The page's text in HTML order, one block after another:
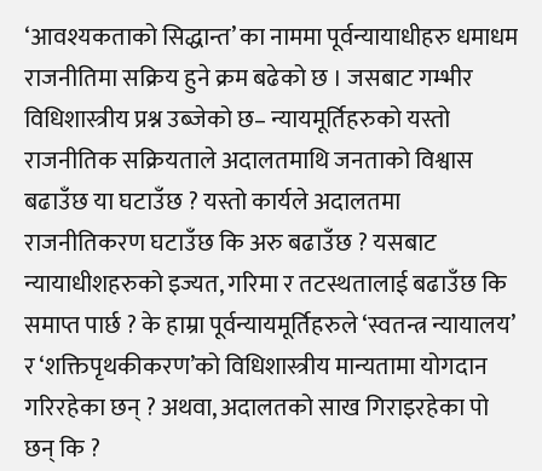
‘आवश्यकताको सिद्धान्त’ का नाममा पूर्वन्यायाधीहरु धमाधम
राजनीतिमा सक्रिय हुने क्रम बढेको छ । जसबाट गम्भीर
विधिशास्त्रीय प्रश्न उब्जेको छ– न्यायमूर्तिहरुको यस्तो
राजनीतिक सक्रियताले अदालतमाथि जनताको विश्वास
बढाउँछ या घटाउँछ ? यस्तो कार्यले अदालतमा
राजनीतिकरण घटाउँछ कि अरु बढाउँछ ? यसबाट
न्यायाधीशहरुको इज्यत, गरिमा र तटस्थतालाई बढाउँछ कि
समाप्त पार्छ ? के हाम्रा पूर्वन्यायमूर्तिहरुले ‘स्वतन्त्र न्यायालय’
र ‘शक्तिपृथकीकरण’को विधिशास्त्रीय मान्यतामा योगदान
गरिरहेका छन् ? अथवा, अदालतको साख गिराइरहेका पो
छन् कि ?